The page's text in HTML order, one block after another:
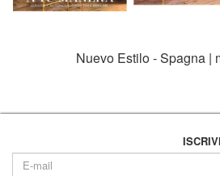
Nuevo Estilo - Spagna |